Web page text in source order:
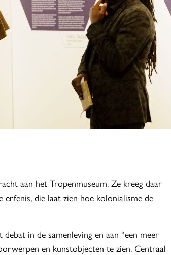
aan het Tropenmuseum. Ze kreeg daar
die laat zien hoe kolonialisme de
in de samenleving en aan “een meer
en kunstobjecten te zien. Centraal